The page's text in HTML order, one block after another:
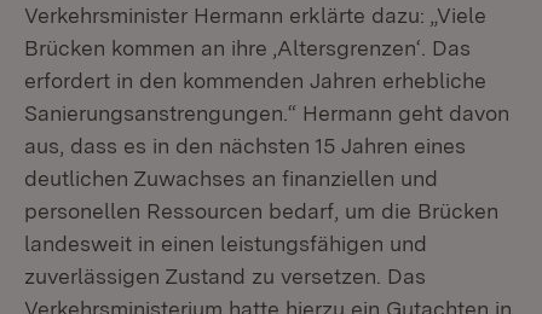
Verkehrsminister Hermann erklärte dazu: „Viele
Brücken kommen an ihre ‚Altersgrenzen‘. Das
erfordert in den kommenden Jahren erhebliche
Sanierungsanstrengungen.“ Hermann geht davon
aus, dass es in den nächsten 15 Jahren eines
deutlichen Zuwachses an finanziellen und
personellen Ressourcen bedarf, um die Brücken
landesweit in einen leistungsfähigen und
zuverlässigen Zustand zu versetzen. Das
Verkehrsministerium hatte hierzu ein Gutachten in